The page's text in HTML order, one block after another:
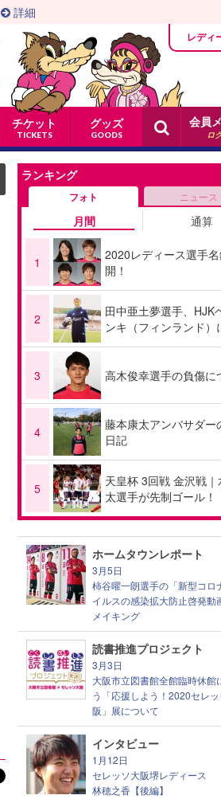
チケット
TICKETS
グッズ
GOODS
詳細
レディ
会員
ロ
ランキング
フォト ニュース
月間 通算
1
2020レディース選手
開！
2
田中亜土夢選手、HJK
ンキ（フィンランド）
3 高木俊幸選手の負傷に
4
藤本康太アンバサダー
日記
5
天皇杯 3回戦 金沢戦
太選手が先制ゴール！
ホームタウンレポート
3月5日
柿谷曜一朗選手の「新型コロ
イルスの感染拡大防止啓発動
メイキング
読書推進プロジェクト
3月3日
大阪市立図書館全館臨時休館
う「応援しよう！2020セレ
阪」展について
インタビュー
1月12日
セレッソ大阪堺レディース
林穂之香【後編】